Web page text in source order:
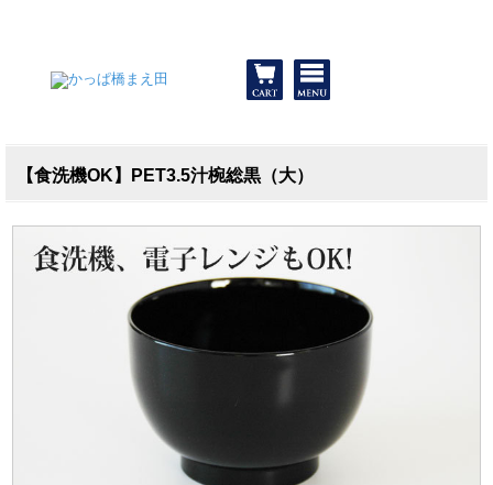
【食洗機OK】PET3.5汁椀総黒（大）